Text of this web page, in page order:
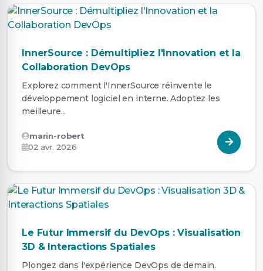
InnerSource : Démultipliez l'Innovation et la
Collaboration DevOps
Explorez comment l'InnerSource réinvente le
développement logiciel en interne. Adoptez les
meilleure...
marin-robert
02 avr. 2026
Le Futur Immersif du DevOps : Visualisation
3D & Interactions Spatiales
Plongez dans l'expérience DevOps de demain.